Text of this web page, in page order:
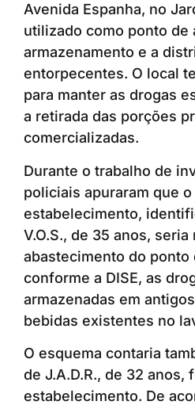
Avenida Espanha, no
utilizado como ponto de
armazenamento e a
entorpecentes. O local
para manter as drogas
a retirada das porções
comercializadas.
Durante o trabalho de
policiais apuraram que
estabelecimento,
V.O.S., de 35 anos,
abastecimento do ponto
conforme a DISE, as
armazenadas em
bebidas existentes no
O esquema contaria
de J.A.D.R., de 32 anos,
estabelecimento. De